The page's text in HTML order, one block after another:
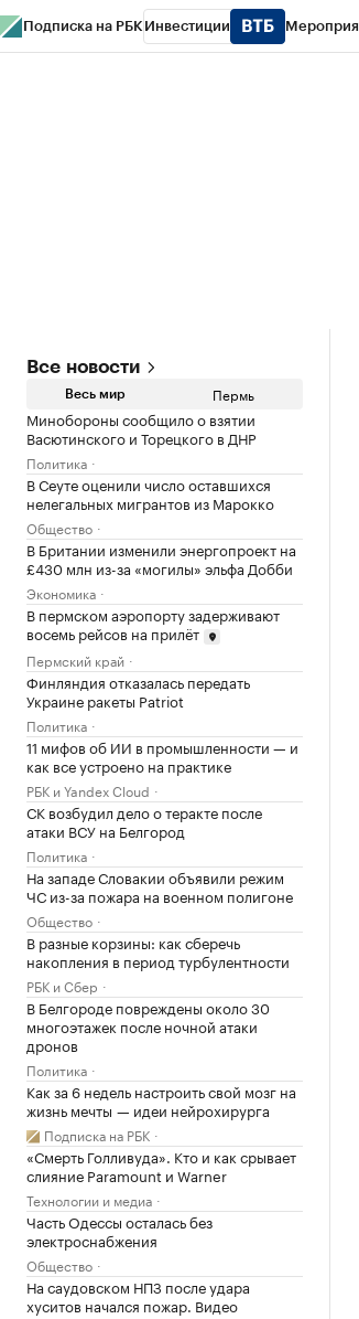
Подписка на РБК Инвестиции
Все новости
Весь мир Пермь
Минобороны сообщило о взятии
Васютинского и Торецкого в ДНР
Политика
В Сеуте оценили число оставшихся
нелегальных мигрантов из Марокко
Общество
В Британии изменили энергопроект на
£430 млн из-за «могилы» эльфа Добби
Экономика
В пермском аэропорту задерживают
восемь рейсов на прилёт
Пермский край
Финляндия отказалась передать
Украине ракеты Patriot
Политика
11 мифов об ИИ в промышленности — и
как все устроено на практике
РБК и Yandex Cloud
СК возбудил дело о теракте после
атаки ВСУ на Белгород
Политика
На западе Словакии объявили режим
ЧС из-за пожара на военном полигоне
Общество
В разные корзины: как сберечь
накопления в период турбулентности
РБК и Сбер
В Белгороде повреждены около 30
многоэтажек после ночной атаки
дронов
Политика
Как за 6 недель настроить свой мозг на
жизнь мечты — идеи нейрохирурга
Подписка на РБК
«Смерть Голливуда». Кто и как срывает
слияние Paramount и Warner
Технологии и медиа
Часть Одессы осталась без
электроснабжения
Общество
На саудовском НПЗ после удара
хуситов начался пожар. Видео